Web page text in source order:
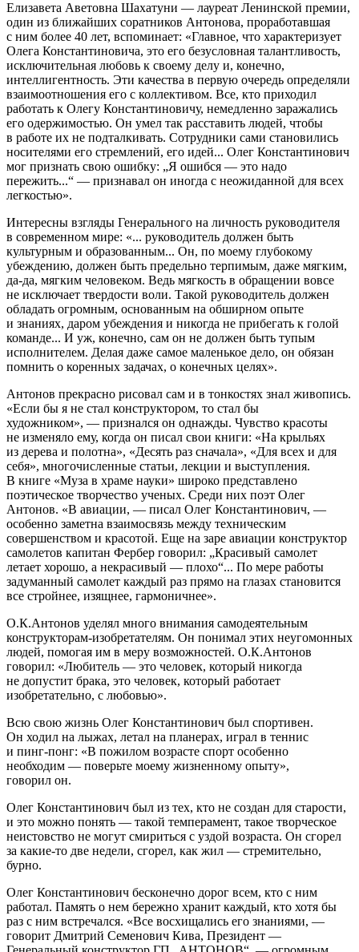
Елизавета Аветовна Шахатуни — лауреат Ленинской премии,
один из ближайших соратников Антонова, проработавшая
с ним более 40 лет, вспоминает: «Главное, что характеризует
Олега Константиновича, это его безусловная талантливость,
исключительная любовь к своему делу и, конечно,
интеллигентность. Эти качества в первую очередь определяли
взаимоотношения его с коллективом. Все, кто приходил
работать к Олегу Константиновичу, немедленно заражались
его одержимостью. Он умел так расставить людей, чтобы
в работе их не подталкивать. Сотрудники сами становились
носителями его стремлений, его идей... Олег Константинович
мог признать свою ошибку: „Я ошибся — это надо
пережить...“ — признавал он иногда с неожиданной для всех
легкостью».
Интересны взгляды Генерального на личность руководителя
в современном мире: «... руководитель должен быть
культурным и образованным... Он, по моему глубокому
убеждению, должен быть предельно терпимым, даже мягким,
да-да, мягким человеком. Ведь мягкость в обращении вовсе
не исключает твердости воли. Такой руководитель должен
обладать огромным, основанным на обширном опыте
и знаниях, даром убеждения и никогда не прибегать к голой
команде... И уж, конечно, сам он не должен быть тупым
исполнителем. Делая даже самое маленькое дело, он обязан
помнить о коренных задачах, о конечных целях».
Антонов прекрасно рисовал сам и в тонкостях знал живопись.
«Если бы я не стал конструктором, то стал бы
художником», — признался он однажды. Чувство красоты
не изменяло ему, когда он писал свои книги: «На крыльях
из дерева и полотна», «Десять раз сначала», «Для всех и для
себя», многочисленные статьи, лекции и выступления.
В книге «Муза в храме науки» широко представлено
поэтическое творчество ученых. Среди них поэт Олег
Антонов. «В авиации, — писал Олег Константинович, —
особенно заметна взаимосвязь между техническим
совершенством и красотой. Еще на заре авиации конструктор
самолетов капитан Фербер говорил: „Красивый самолет
летает хорошо, а некрасивый — плохо“... По мере работы
задуманный самолет каждый раз прямо на глазах становится
все стройнее, изящнее, гармоничнее».
О.К.Антонов уделял много внимания самодеятельным
конструкторам-изобретателям. Он понимал этих неугомонных
людей, помогая им в меру возможностей. О.К.Антонов
говорил: «Любитель — это человек, который никогда
не допустит брака, это человек, который работает
изобретательно, с любовью».
Всю свою жизнь Олег Константинович был спортивен.
Он ходил на лыжах, летал на планерах, играл в теннис
и пинг-понг: «В пожилом возрасте спорт особенно
необходим — поверьте моему жизненному опыту»,
говорил он.
Олег Константинович был из тех, кто не создан для старости,
и это можно понять — такой темперамент, такое творческое
неистовство не могут смириться с уздой возраста. Он сгорел
за какие-то две недели, сгорел, как жил — стремительно,
бурно.
Олег Константинович бесконечно дорог всем, кто с ним
работал. Память о нем бережно хранит каждый, кто хотя бы
раз с ним встречался. «Все восхищались его знаниями, —
говорит Дмитрий Семенович Кива, Президент —